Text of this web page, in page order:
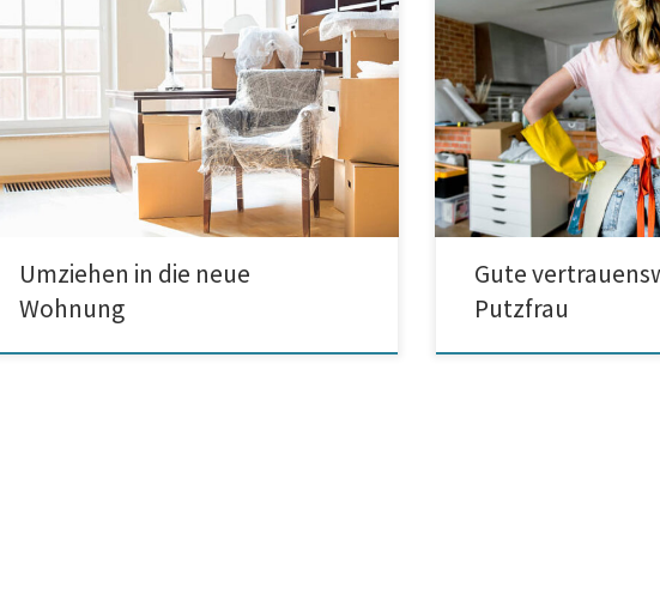
Was ist es beim Umziehen in die neue Wohnung zu
berücksichtigen? Im Fall, wenn man einen Umzug
plant, soll man zuerst alle bedeutenden formallen
Angelegenheten erledigen. Zuerst sollten Sie Ihren
neuen Mietvertrag unterschreiben. Natürlicherweise
gleich danach soll man Ihren alten Vertrag kündigen.
Oft gibt es eine Frist für die Kündigung […]
Umziehen in die neue
Wohnung
Eine gute vertrauenswürdige
der Küche helfen! Sehr viele
stark beansprucht. Darum
ausreichend viel Zeit, um
beziehungsweise ihr Haus
bedeutet jedoch nicht, dass
nicht meiden kann. Man kann
[…]
Gute
Putzfrau